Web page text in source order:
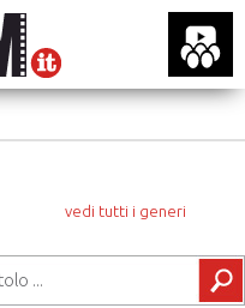
vedi tutti i generi